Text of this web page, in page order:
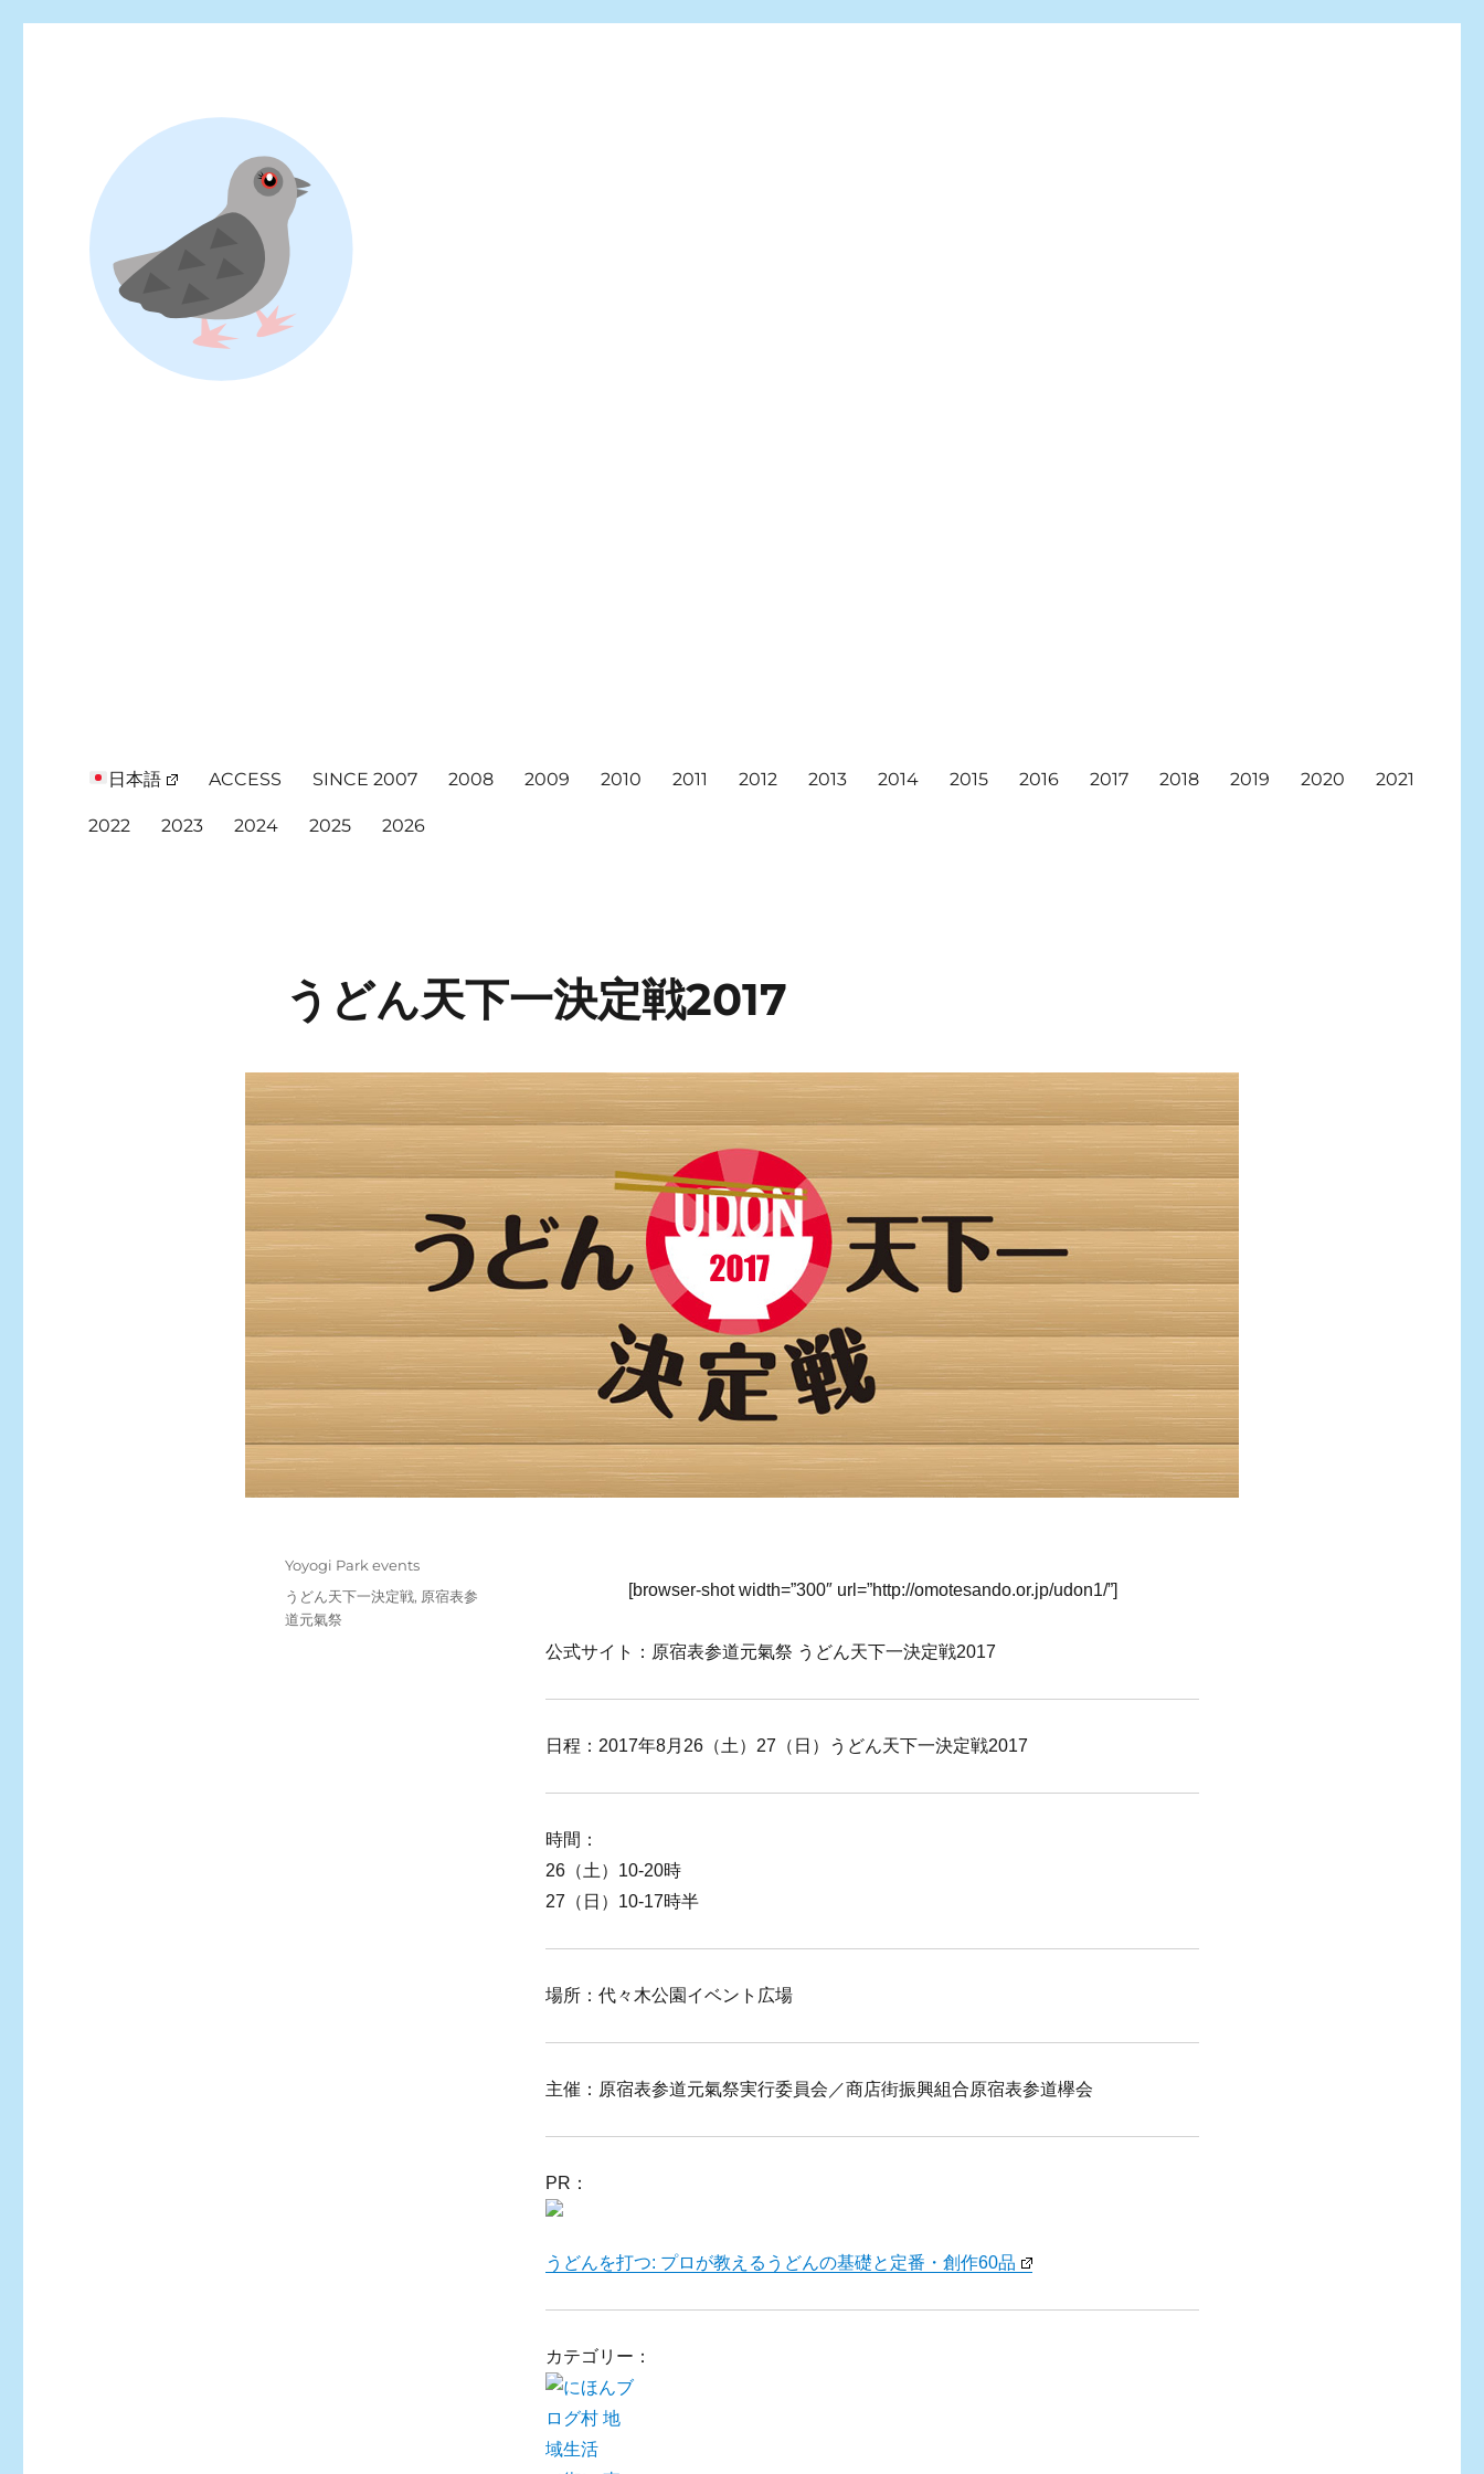
日本語 ACCESS SINCE 2007 2008 2009 2010 2011 2012 2013 2014 2015 2016 2017 2018 2019 2020 2021
2022 2023 2024 2025 2026
うどん天下一決定戦2017
[browser-shot width=”300″ url=”http://omotesando.or.jp/udon1/”]
公式サイト：原宿表参道元氣祭 うどん天下一決定戦2017
日程：2017年8月26（土）27（日）うどん天下一決定戦2017
時間：
26（土）10-20時
27（日）10-17時半
場所：代々木公園イベント広場
主催：原宿表参道元氣祭実行委員会／商店街振興組合原宿表参道欅会
PR：
うどんを打つ: プロが教えるうどんの基礎と定番・創作60品
カテゴリー：
Posted
on
Categories
Yoyogi Park events
Tags
うどん天下一決定戦, 原宿表参
道元氣祭